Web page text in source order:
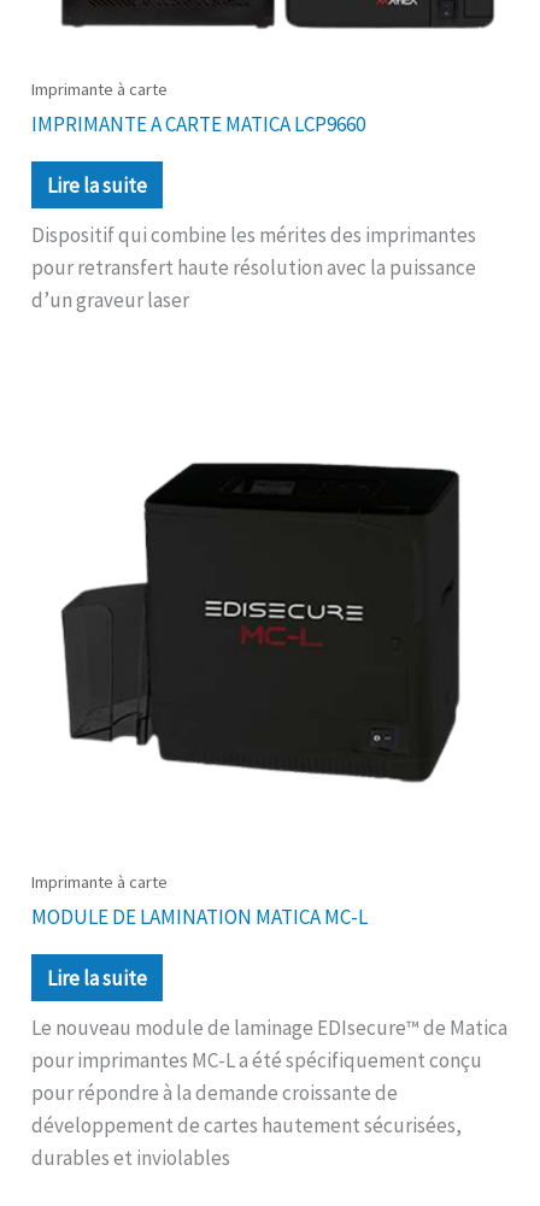
Imprimante à carte
IMPRIMANTE A CARTE MATICA LCP9660
Lire la suite
Dispositif qui combine les mérites des imprimantes
pour retransfert haute résolution avec la puissance
d’un graveur laser
Imprimante à carte
MODULE DE LAMINATION MATICA MC-L
Lire la suite
Le nouveau module de laminage EDIsecure™ de Matica
pour imprimantes MC-L a été spécifiquement conçu
pour répondre à la demande croissante de
développement de cartes hautement sécurisées,
durables et inviolables